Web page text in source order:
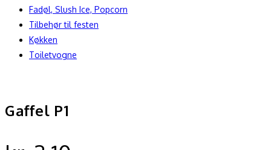
Fadøl, Slush Ice, Popcorn
Tilbehør til festen
Køkken
Toiletvogne
Gaffel P1